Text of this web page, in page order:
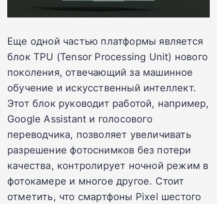
Еще одной частью платформы является
блок TPU (Tensor Processing Unit) нового
поколения, отвечающий за машинное
обучение и искусственный интеллект.
Этот блок руководит работой, например,
Google Assistant и голосового
переводчика, позволяет увеличивать
разрешение фотоснимков без потери
качества, контролирует ночной режим в
фотокамере и многое другое. Стоит
отметить, что смартфоны Pixel шестого